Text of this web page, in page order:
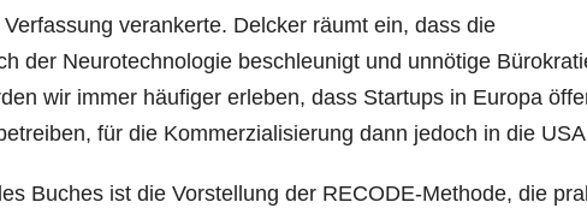
verankerte. Delcker räumt ein, dass die
der Neurotechnologie beschleunigt und unnötige
wir immer häufiger erleben, dass Startups in Europa
für die Kommerzialisierung dann jedoch in die
Buches ist die Vorstellung der RECODE-Methode, die